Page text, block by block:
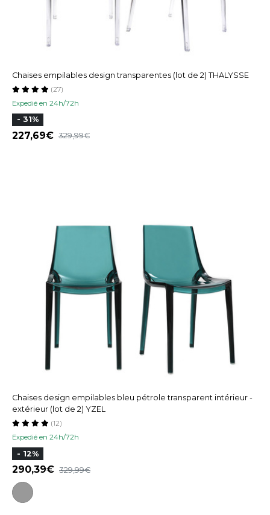
Chaises empilables design transparentes (lot de 2) THALYSSE
Expedié en 24h/72h
(27)
- 31%
227,69 329,99
Chaises design empilables bleu pétrole transparent intérieur -
extérieur (lot de 2) YZEL
Expedié en 24h/72h
(12)
- 12%
290,39 329,99